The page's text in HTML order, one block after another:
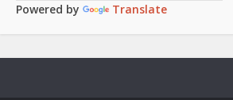
Powered by Translate